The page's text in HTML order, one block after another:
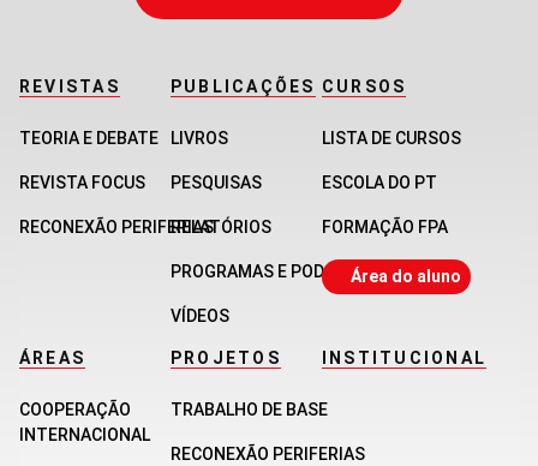
REVISTAS
TEORIA E DEBATE
REVISTA FOCUS
RECONEXÃO PERIFERIAS
PUBLICAÇÕES
LIVROS
PESQUISAS
RELATÓRIOS
PROGRAMAS E PODCASTS
VÍDEOS
CURSOS
LISTA DE CURSOS
ESCOLA DO PT
FORMAÇÃO FPA
Área do aluno
ÁREAS
COOPERAÇÃO
INTERNACIONAL
PROJETOS
TRABALHO DE BASE
RECONEXÃO PERIFERIAS
INSTITUCIONAL